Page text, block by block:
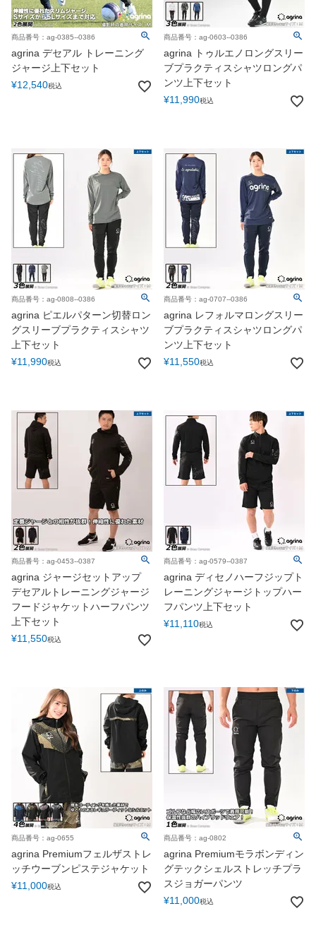
商品番号：ag-0385--0386
agrina デセアル トレーニング
ジャージ上下セット
¥12,540税込
商品番号：ag-0603--0386
agrina トゥルエノロングスリー
ブプラクティスシャツロングパ
ンツ上下セット
¥11,990税込
商品番号：ag-0808--0386
agrina ピエルパターン切替ロン
グスリーブプラクティスシャツ
上下セット
¥11,990税込
商品番号：ag-0707--0386
agrina レフォルマロングスリー
ブプラクティスシャツロングパ
ンツ上下セット
¥11,550税込
商品番号：ag-0453--0387
agrina ジャージセットアップ
デセアルトレーニングジャージ
フードジャケットハーフパンツ
上下セット
¥11,550税込
商品番号：ag-0579--0387
agrina ディセノハーフジップト
レーニングジャージトップハー
フパンツ上下セット
¥11,110税込
商品番号：ag-0655
agrina Premiumフェルザストレ
ッチウーブンピステジャケット
¥11,000税込
商品番号：ag-0802
agrina Premiumモラボンディン
グテックシェルストレッチプラ
スジョガーパンツ
¥11,000税込